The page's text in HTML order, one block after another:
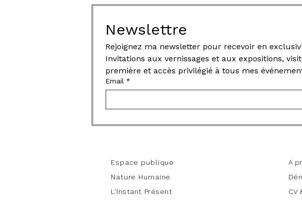
Newslettre
Invitations aux vernissages et aux expositions,
première et accès privilégié à tous mes
Email *
Espace publique
Nature Humaine
L'Instant Présent
A
CV